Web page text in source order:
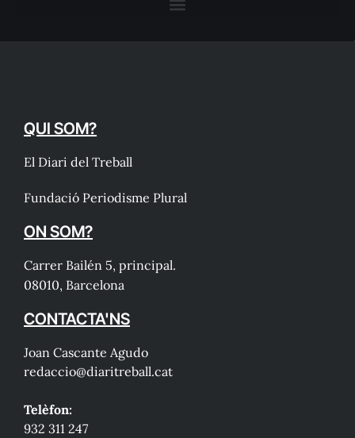
QUI SOM?
El Diari del Treball
Fundació Periodisme Plural
ON SOM?
Carrer Bailén 5, principal.
08010, Barcelona
CONTACTA'NS
Joan Cascante Agudo
redaccio@diaritreball.cat
Telèfon:
932 311 247